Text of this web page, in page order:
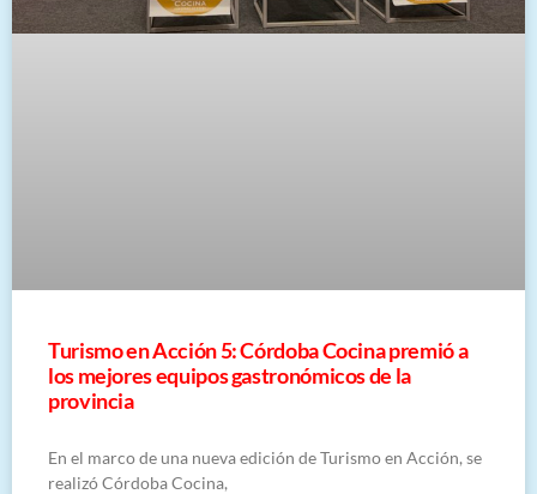
Turismo en Acción 5: Córdoba Cocina premió a
los mejores equipos gastronómicos de la
provincia
En el marco de una nueva edición de Turismo en Acción, se
realizó Córdoba Cocina,